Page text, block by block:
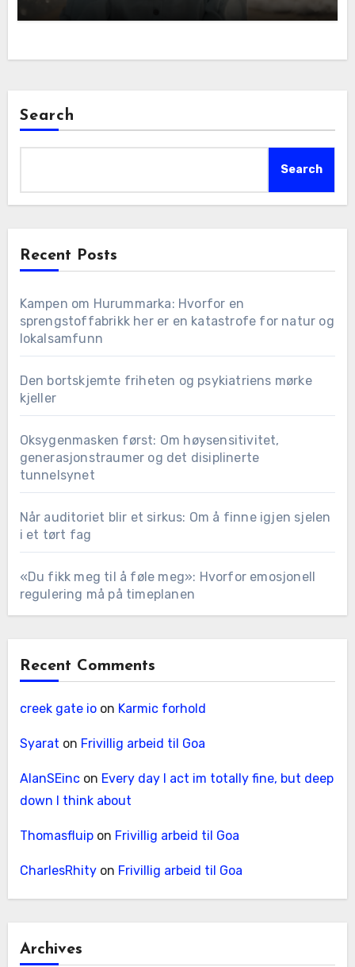
Search
Search
Recent Posts
Kampen om Hurummarka: Hvorfor en
sprengstoffabrikk her er en katastrofe for natur og
lokalsamfunn
Den bortskjemte friheten og psykiatriens mørke
kjeller
Oksygenmasken først: Om høysensitivitet,
generasjonstraumer og det disiplinerte
tunnelsynet
Når auditoriet blir et sirkus: Om å finne igjen sjelen
i et tørt fag
«Du fikk meg til å føle meg»: Hvorfor emosjonell
regulering må på timeplanen
Recent Comments
creek gate ioon Karmic forhold
Syarat on Frivillig arbeid til Goa
AlanSEincon Every day I act im totally fine, but deep
down I think about
Thomasfluipon Frivillig arbeid til Goa
CharlesRhityon Frivillig arbeid til Goa
Archives